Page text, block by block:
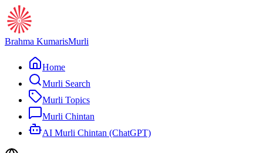
Brahma KumarisMurli
Home
Murli Search
Murli Topics
Murli Chintan
AI Murli Chintan (ChatGPT)